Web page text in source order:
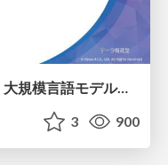
つくって納得、つかって実感！ 大規模言語モデルことはじめ ver2.0
3 900